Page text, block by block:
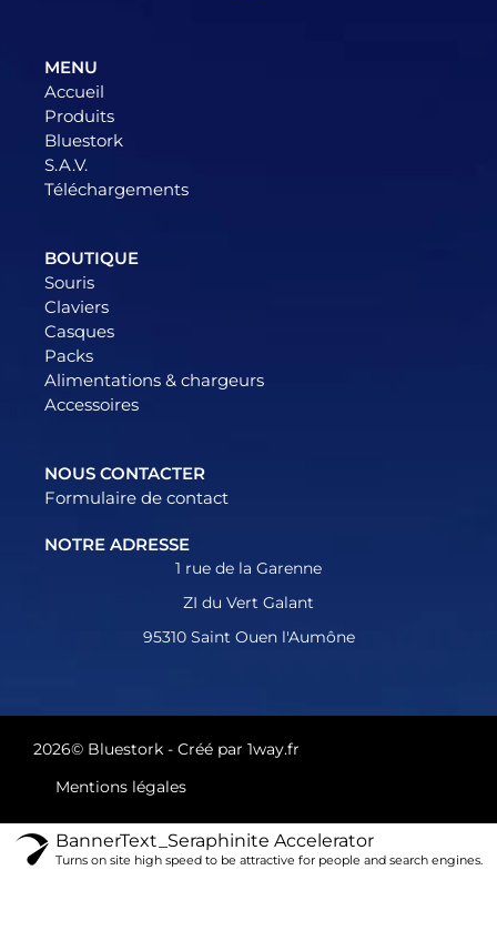
MENU
Accueil
Produits
Bluestork
S.A.V.
Téléchargements
BOUTIQUE
Souris
Claviers
Casques
Packs
Alimentations & chargeurs
Accessoires
NOUS CONTACTER
Formulaire de contact
1 rue de la Garenne
ZI du Vert Galant
95310 Saint Ouen l'Aumône
NOTRE ADRESSE
2026© Bluestork - Créé par 1way.fr
Mentions légales
BannerText_Seraphinite Accelerator
Turns on site high speed to be attractive for people and search engines.